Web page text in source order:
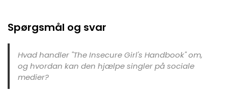
Spørgsmål og svar
Hvad handler "The Insecure Girl's Handbook" om,
og hvordan kan den hjælpe singler på sociale
medier?